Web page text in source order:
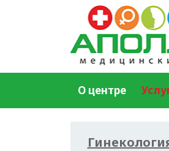
О центре